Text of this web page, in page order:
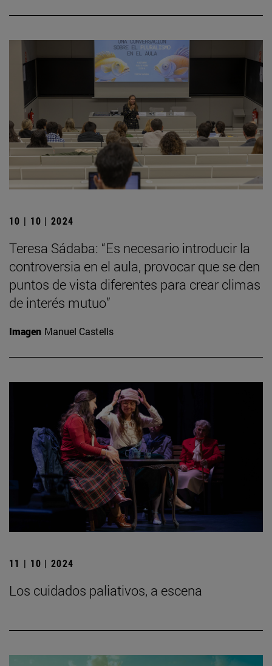
10 | 10 | 2024
Teresa Sádaba: “Es necesario introducir la
controversia en el aula, provocar que se den
puntos de vista diferentes para crear climas
de interés mutuo”
Imagen Manuel Castells
11 | 10 | 2024
Los cuidados paliativos, a escena